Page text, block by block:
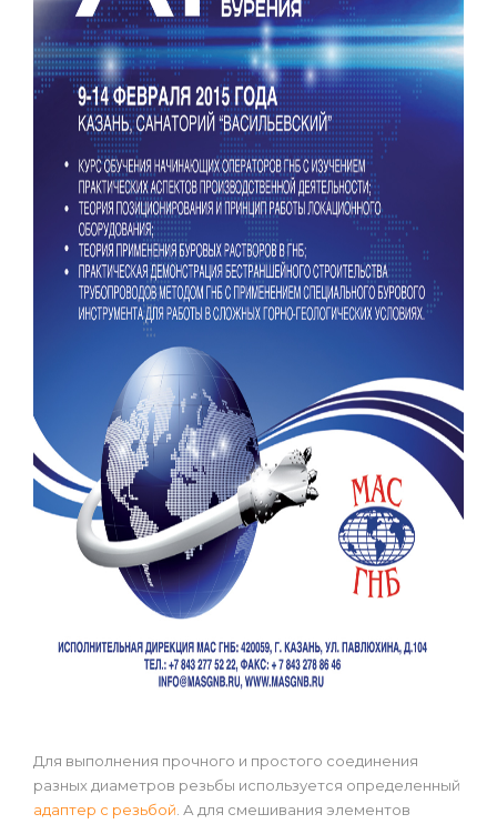
Для выполнения прочного и простого соединения
разных диаметров резьбы используется определенный
адаптер с резьбой . А для смешивания элементов